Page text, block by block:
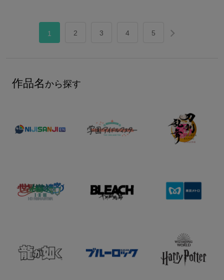
1 2 3 4 5
作品名 から探す